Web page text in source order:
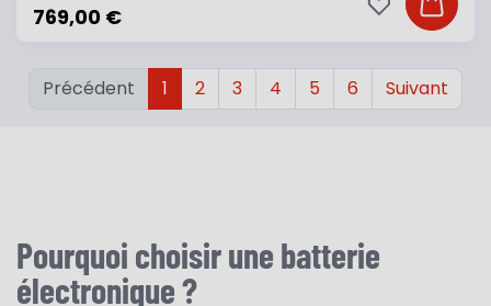
769,00 € Ajouter
Ajouter à ma
Précédent 1 2 3 4 5 6 Suivant
Pourquoi choisir une batterie
électronique ?